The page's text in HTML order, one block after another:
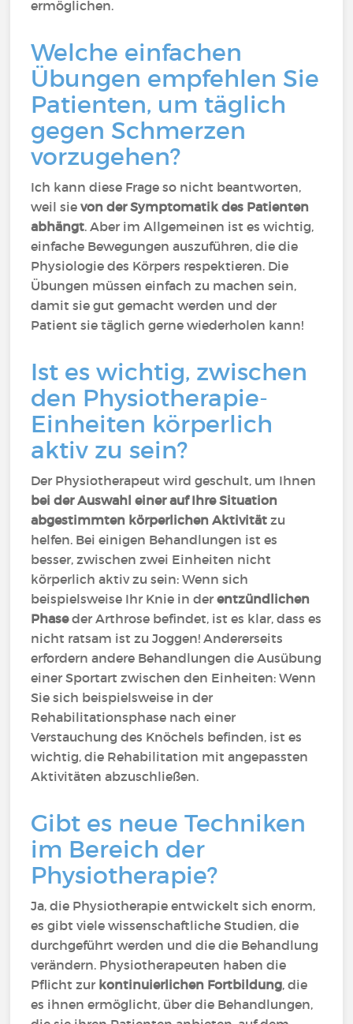
ermöglichen.
Welche einfachen
Übungen empfehlen Sie
Patienten, um täglich
gegen Schmerzen
vorzugehen?
Ich kann diese Frage so nicht beantworten,
weil sievon der Symptomatik des Patienten
abhängt. Aber im Allgemeinen ist es wichtig,
einfache Bewegungen auszuführen, die die
Physiologie des Körpers respektieren. Die
Übungen müssen einfach zu machen sein,
damit sie gut gemacht werden und der
Patient sie täglich gerne wiederholen kann!
Ist es wichtig, zwischen
den Physiotherapie-
Einheiten körperlich
aktiv zu sein?
Der Physiotherapeut wird geschult, um Ihnen
bei der Auswahl einer auf Ihre Situation
abgestimmten körperlichen Aktivität zu
helfen. Bei einigen Behandlungen ist es
besser, zwischen zwei Einheiten nicht
körperlich aktiv zu sein: Wenn sich
beispielsweise Ihr Knie in derentzündlichen
Phaseder Arthrose befindet, ist es klar, dass es
nicht ratsam ist zu Joggen! Andererseits
erfordern andere Behandlungen die Ausübung
einer Sportart zwischen den Einheiten: Wenn
Sie sich beispielsweise in der
Rehabilitationsphase nach einer
Verstauchung des Knöchels befinden, ist es
wichtig, die Rehabilitation mit angepassten
Aktivitäten abzuschließen.
Gibt es neue Techniken
im Bereich der
Physiotherapie?
Ja, die Physiotherapie entwickelt sich enorm,
es gibt viele wissenschaftliche Studien, die
durchgeführt werden und die die Behandlung
verändern. Physiotherapeuten haben die
Pflicht zur kontinuierlichen Fortbildung, die
es ihnen ermöglicht, über die Behandlungen,